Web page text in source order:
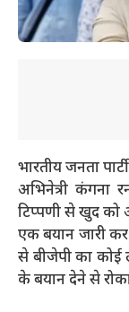
भारतीय जनता
अभिनेत्री कंगना
टिप्पणी से खुद को
एक बयान जारी
से बीजेपी का कोई
के बयान देने से